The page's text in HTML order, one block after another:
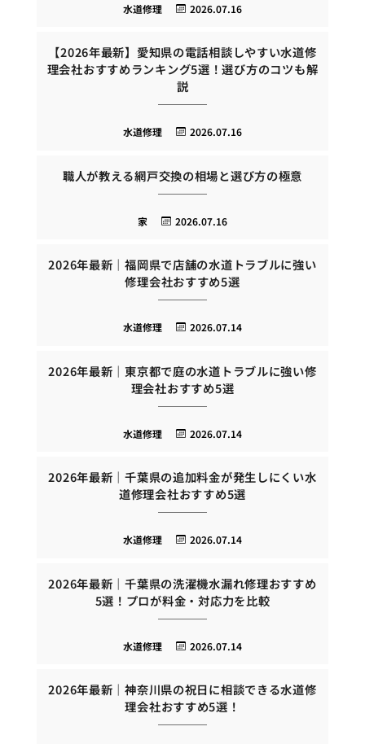
2026.07.16
水道修理
【2026年最新】愛知県の電話相談しやすい水道修
理会社おすすめランキング5選！選び方のコツも解
説
2026.07.16
水道修理
職人が教える網戸交換の相場と選び方の極意
2026.07.16
家
2026年最新｜福岡県で店舗の水道トラブルに強い
修理会社おすすめ5選
2026.07.14
水道修理
2026年最新｜東京都で庭の水道トラブルに強い修
理会社おすすめ5選
2026.07.14
水道修理
2026年最新｜千葉県の追加料金が発生しにくい水
道修理会社おすすめ5選
2026.07.14
水道修理
2026年最新｜千葉県の洗濯機水漏れ修理おすすめ
5選！プロが料金・対応力を比較
2026.07.14
水道修理
2026年最新｜神奈川県の祝日に相談できる水道修
理会社おすすめ5選！